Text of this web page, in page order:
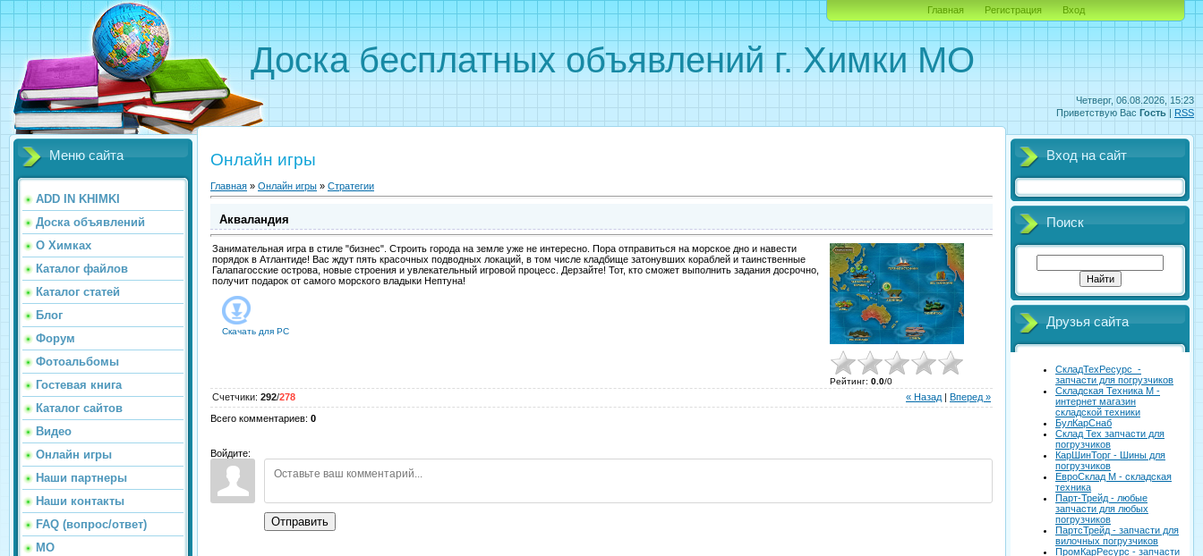
Четверг, 06.08.2026, 15:23
Приветствую Вас Гость | RSS
Доска бесплатных объявлений г. Химки МО
Главная Регистрация Вход
Меню сайта
ADD IN KHIMKI
Доска объявлений
О Химках
Каталог файлов
Каталог статей
Блог
Форум
Фотоальбомы
Гостевая книга
Каталог сайтов
Видео
Онлайн игры
Наши партнеры
Наши контакты
FAQ (вопрос/ответ)
МО
Онлайн игры
Главная » Онлайн игры » Стратегии
Акваландия
Занимательная игра в стиле "бизнес". Строить города на земле уже не интересно. Пора отправиться на морское дно и навести
порядок в Атлантиде! Вас ждут пять красочных подводных локаций, в том числе кладбище затонувших кораблей и таинственные
Галапагосские острова, новые строения и увлекательный игровой процесс. Дерзайте! Тот, кто сможет выполнить задания досрочно,
получит подарок от самого морского владыки Нептуна!
Скачать для PC
Рейтинг: 0.0/0
« Назад Вперед »
Счетчики: 292/278
Всего комментариев: 0
Войдите:
Отправить
Вход на сайт
Поиск
Друзья сайта
СкладТехРесурс -
запчасти для погрузчиков
Складская Техника М -
интернет магазин
складской техники
БулКарСнаб
Склад Тех запчасти для
погрузчиков
КарШинТорг - Шины для
погрузчиков
ЕвроСклад М - складская
техника
Парт-Трейд - любые
запчасти для любых
погрузчиков
ПартсТрейд - запчасти для
вилочных погрузчиков
ПромКарРесурс - запчасти